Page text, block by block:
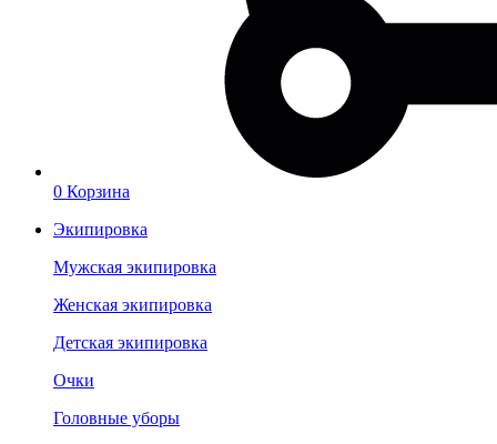
0 Корзина
Экипировка
Мужская экипировка
Женская экипировка
Детская экипировка
Очки
Головные уборы